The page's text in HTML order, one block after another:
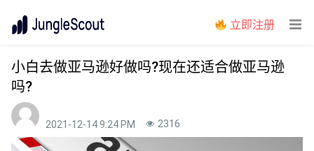
立即注册
小白去做亚马逊好做吗?现在还适合做亚马逊
吗?
2021-12-14 9:24 PM 2316